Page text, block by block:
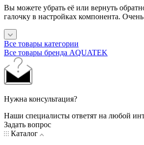
Вы можете убрать её или вернуть
галочку в настройках компонента.
Все товары категории
Все товары бренда AQUATEK
Нужна консультация?
Наши специалисты ответят на любой
Задать вопрос
Каталог